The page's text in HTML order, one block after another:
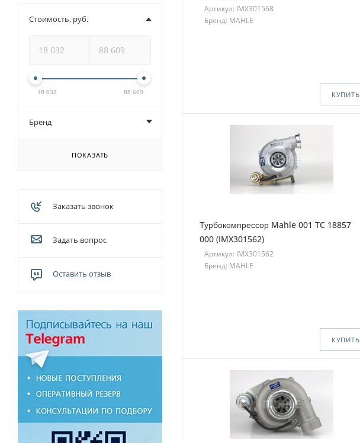
Артикул: IMX301568
Бренд: MAHLE
КУПИТЬ
Турбокомпрессор Mahle 001 TC 18857
000 (IMX301562)
Артикул: IMX301562
Бренд: MAHLE
КУПИТЬ
Стоимость, руб.
18 032 88 609
Бренд
ПОКАЗАТЬ
Заказать звонок
Задать вопрос
Оставить отзыв